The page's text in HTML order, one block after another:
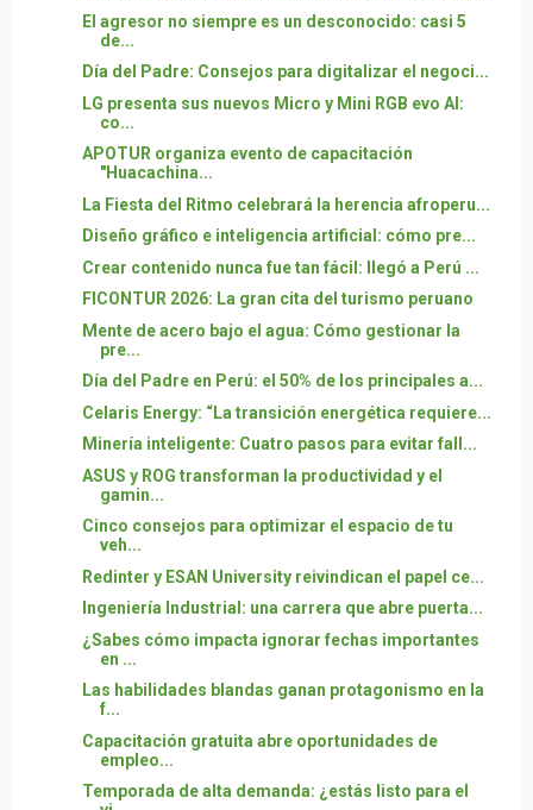
El agresor no siempre es un desconocido: casi 5
de...
Día del Padre: Consejos para digitalizar el negoci...
LG presenta sus nuevos Micro y Mini RGB evo AI:
co...
APOTUR organiza evento de capacitación
"Huacachina...
La Fiesta del Ritmo celebrará la herencia afroperu...
Diseño gráfico e inteligencia artificial: cómo pre...
Crear contenido nunca fue tan fácil: llegó a Perú ...
FICONTUR 2026: La gran cita del turismo peruano
Mente de acero bajo el agua: Cómo gestionar la
pre...
Día del Padre en Perú: el 50% de los principales a...
Celaris Energy: “La transición energética requiere...
Minería inteligente: Cuatro pasos para evitar fall...
ASUS y ROG transforman la productividad y el
gamin...
Cinco consejos para optimizar el espacio de tu
veh...
Redinter y ESAN University reivindican el papel ce...
Ingeniería Industrial: una carrera que abre puerta...
¿Sabes cómo impacta ignorar fechas importantes
en ...
Las habilidades blandas ganan protagonismo en la
f...
Capacitación gratuita abre oportunidades de
empleo...
Temporada de alta demanda: ¿estás listo para el